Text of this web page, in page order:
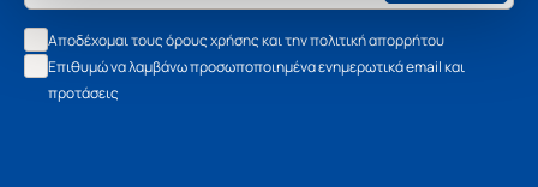
Αποδέχομαι τους όρους χρήσης και την πολιτική απορρήτου
Επιθυμώ να λαμβάνω προσωποποιημένα ενημερωτικά email και
προτάσεις